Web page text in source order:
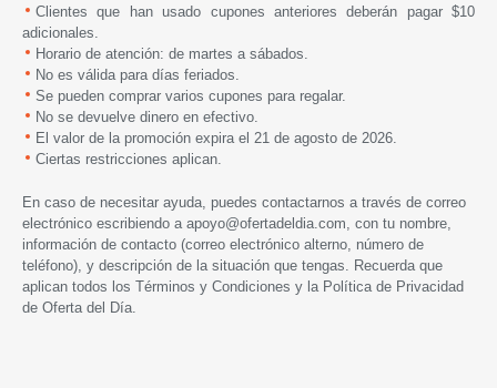
Clientes que han usado cupones anteriores deberán pagar $10
adicionales.
Horario de atención: de martes a sábados.
No es válida para días feriados.
Se pueden comprar varios cupones para regalar.
No se devuelve dinero en efectivo.
El valor de la promoción expira el 21 de agosto de 2026.
Ciertas restricciones aplican.
En caso de necesitar ayuda, puedes contactarnos a través de correo
electrónico escribiendo a apoyo@ofertadeldia.com , con tu nombre,
información de contacto (correo electrónico alterno, número de
teléfono), y descripción de la situación que tengas. Recuerda que
aplican todos los Términos y Condiciones y la Política de Privacidad
de Oferta del Día.